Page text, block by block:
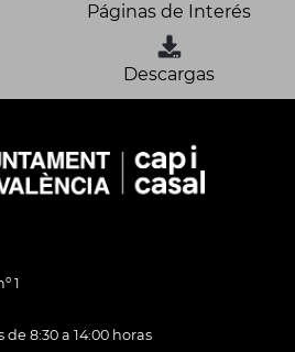
Páginas de Interés
Descargas
1
de 8:30 a 14:00 horas